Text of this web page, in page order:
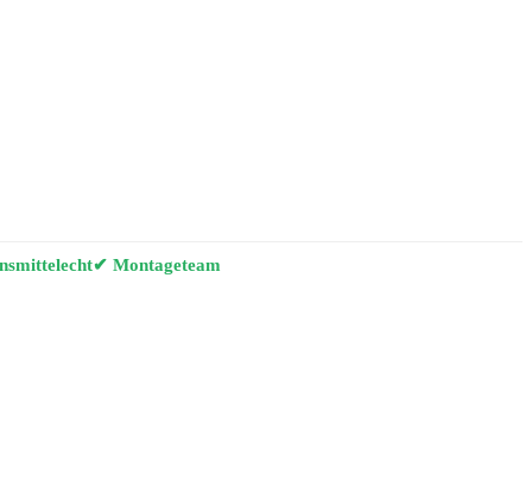
✔ Montageteam